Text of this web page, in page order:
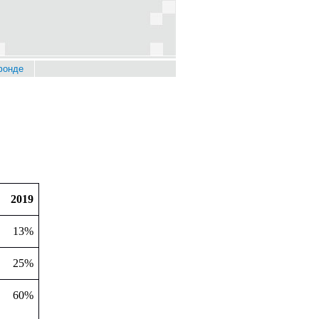
2019
13%
25%
60%